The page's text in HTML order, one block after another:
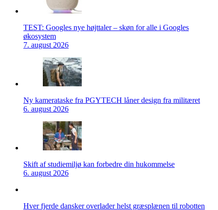
TEST: Googles nye højttaler – skøn for alle i Googles
økosystem
7. august 2026
Ny kamerataske fra PGYTECH låner design fra militæret
6. august 2026
Skift af studiemiljø kan forbedre din hukommelse
6. august 2026
Hver fjerde dansker overlader helst græsplænen til robotten